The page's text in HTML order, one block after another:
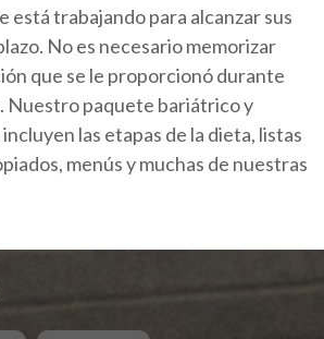
está trabajando para alcanzar sus
No es necesario memorizar
que se le proporcionó durante
Nuestro paquete bariátrico y
las etapas de la dieta, listas
menús y muchas de nuestras